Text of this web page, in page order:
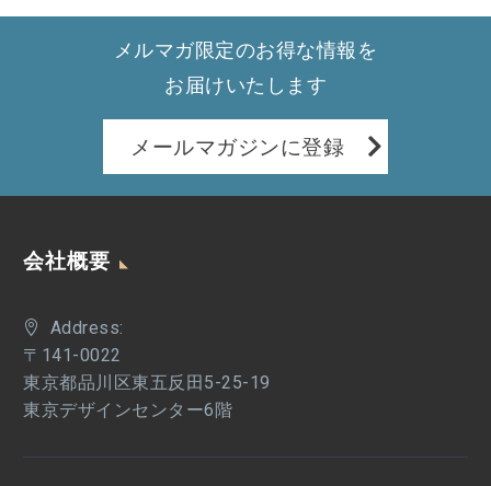
メルマガ限定のお得な情報を
お届けいたします
メールマガジンに登録
会社概要
Address:
〒141-0022
東京都品川区東五反田5-25-19
東京デザインセンター6階